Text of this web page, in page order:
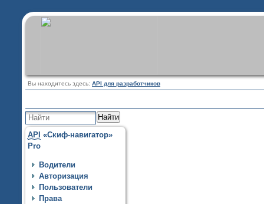
Вы находитесь здесь:API для разработчиков
Найти
API «Скиф-навигатор»
Pro
Водители
Авторизация
Пользователи
Права